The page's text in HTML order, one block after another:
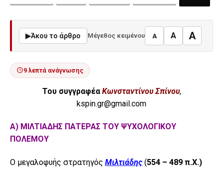
▶Άκου το άρθρο Μέγεθος κειμένου A A A
9 λεπτά ανάγνωσης
Του συγγραφέα Κωνσταντίνου Σπίνου,
kspin.gr@gmail.com
Α) ΜΙΛΤΙΑΔΗΣ ΠΑΤΕΡΑΣ ΤΟΥ ΨΥΧΟΛΟΓΙΚΟΥ
ΠΟΛΕΜΟΥ
Ο μεγαλοφυής στρατηγός Μιλτιάδης (554 – 489 π.Χ.)